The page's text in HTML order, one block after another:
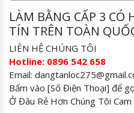
LÀM BẰNG CẤP 3 CÓ
TÍN TRÊN TOÀN
LIÊN HỆ CHÚNG TÔI
Hotline: 0896 542 658
Email:
Bấm vào [Số Điện Thoại] để
Ở Đâu Rẻ Hơn Chúng Tôi